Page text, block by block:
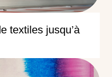
textiles jusqu’à